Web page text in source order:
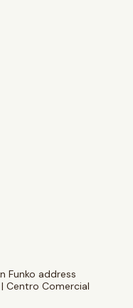
Funko address
Centro Comercial